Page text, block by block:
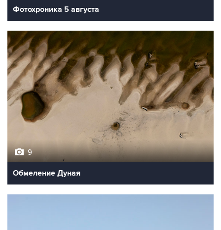
Фотохроника 5 августа
9
Обмеление Дуная